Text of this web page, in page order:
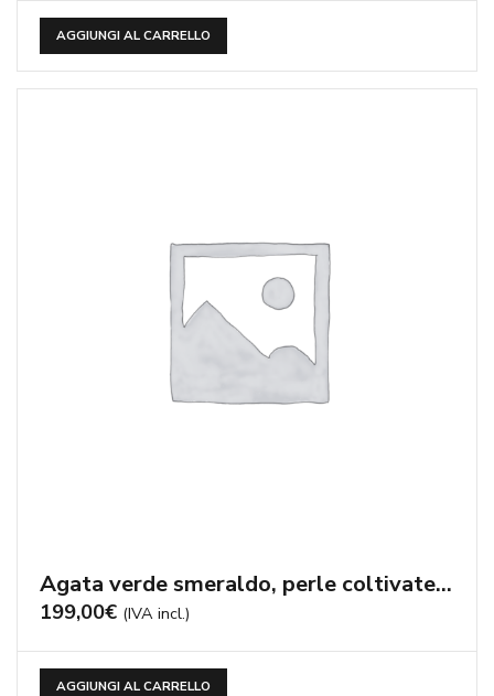
AGGIUNGI AL CARRELLO
Agata verde smeraldo, perle coltivate – cod:CN2436
199,00€ (IVA incl.)
AGGIUNGI AL CARRELLO